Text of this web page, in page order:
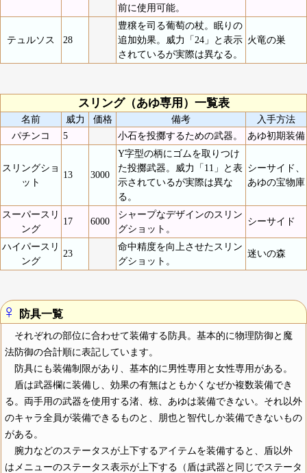
前に使用可能。
テュルソス 28
豊穣を司る葡萄の杖。眠りの
追加効果。威力「24」と表示
されているが実際は異なる。
火竜の巣
スリング（あゆ専用）一覧表
名前 威力 価格 備考
入手方法
パチンコ
5 小石を投擲するための武器。 あゆ初期装備
スリングショ
ット
13 3000
Y字型の柄にゴムを取りつけ
た投擲武器。威力「11」と表
示されているが実際は異な
る。
シーサイド、
あゆの宝物庫
スーパースリ
ング
17 6000
シャープなデザインのスリン
グショット。
シーサイド
ハイパースリ
ング
23
命中精度を向上させたスリン
グショット。
迷いの森
♀ 防具一覧
それぞれの部位に合わせて装備する防具。基本的に物理防御と魔
法防御の合計順に表記しています。
防具にも装備制限があり、基本的に男性専用と女性専用がある。
盾は武器欄に装備し、効果の有無はともかくなぜか複数装備でき
る。両手用の武器を使用する渚、椋、あゆは装備できない。それ以外
のキャラ全員が装備できるものと、朋也と智代しか装備できないもの
がある。
腕力などのステータスが上下するアイテムを装備すると、盾以外
はメニューのステータス表示が上下する（盾は武器と同じでステータ